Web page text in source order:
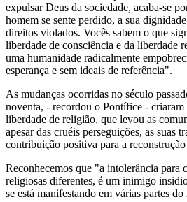
expulsar Deus da sociedade, acaba-se
homem se sente perdido, a sua
direitos violados. Vocês sabem o que
liberdade de consciência e da liberdade
uma humanidade radicalmente
esperança e sem ideais de referência".
As mudanças ocorridas no século
noventa, - recordou o Pontífice -
liberdade de religião, que levou as
apesar das cruéis perseguições, as suas
contribuição positiva para a
Reconhecemos que "a intolerância para
religiosas diferentes, é um inimigo
se está manifestando em várias partes